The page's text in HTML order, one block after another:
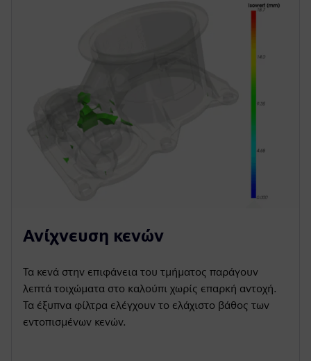
Ανίχνευση κενών
Τα κενά στην επιφάνεια του τμήματος παράγουν
λεπτά τοιχώματα στο καλούπι χωρίς επαρκή αντοχή.
Τα έξυπνα φίλτρα ελέγχουν το ελάχιστο βάθος των
εντοπισμένων κενών.